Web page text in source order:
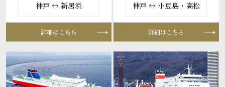
神戸 ↔ 新居浜
詳細はこちら
神戸 ↔ 小豆島・高松
詳細はこちら